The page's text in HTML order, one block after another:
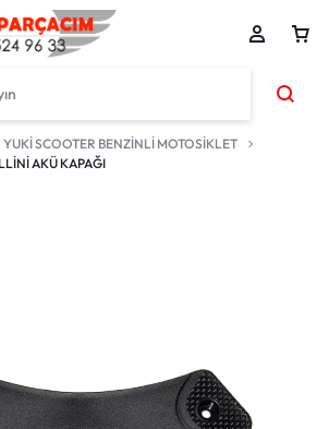
YUKİ SCOOTER BENZİNLİ MOTOSİKLET
AKÜ KAPAĞI